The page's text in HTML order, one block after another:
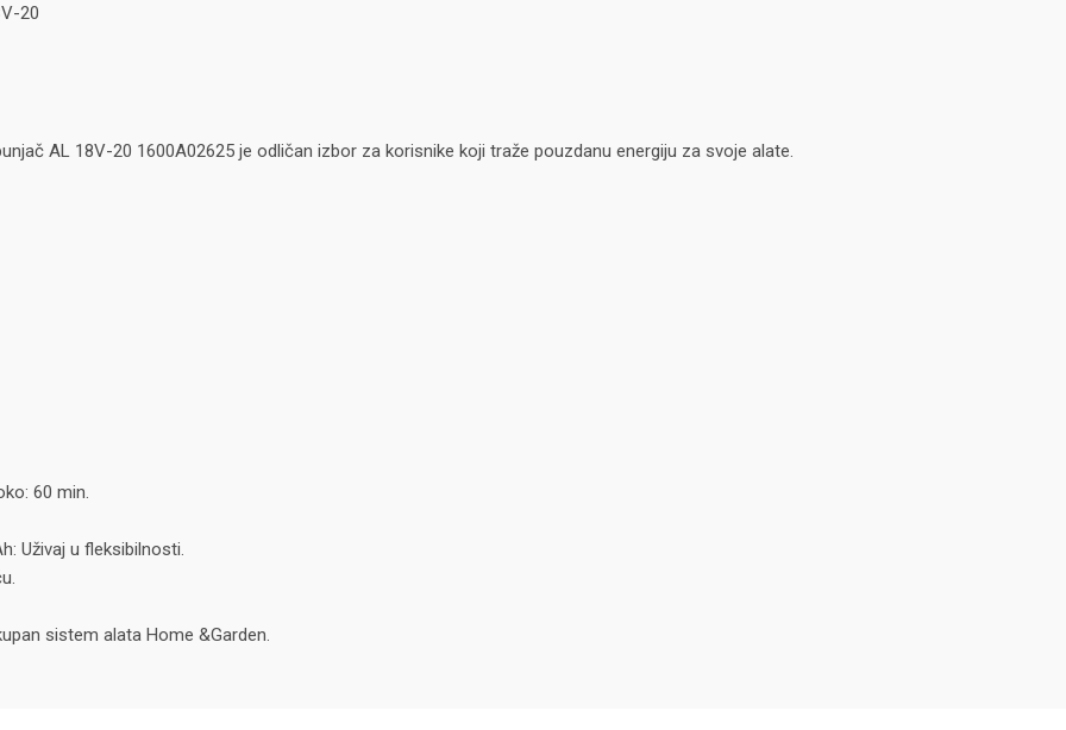
20
AL 18V-20 1600A02625 je odličan izbor za korisnike koji traže pouzdanu energiju za svoje alate.
60 min.
Uživaj u fleksibilnosti.
sistem alata Home &Garden.